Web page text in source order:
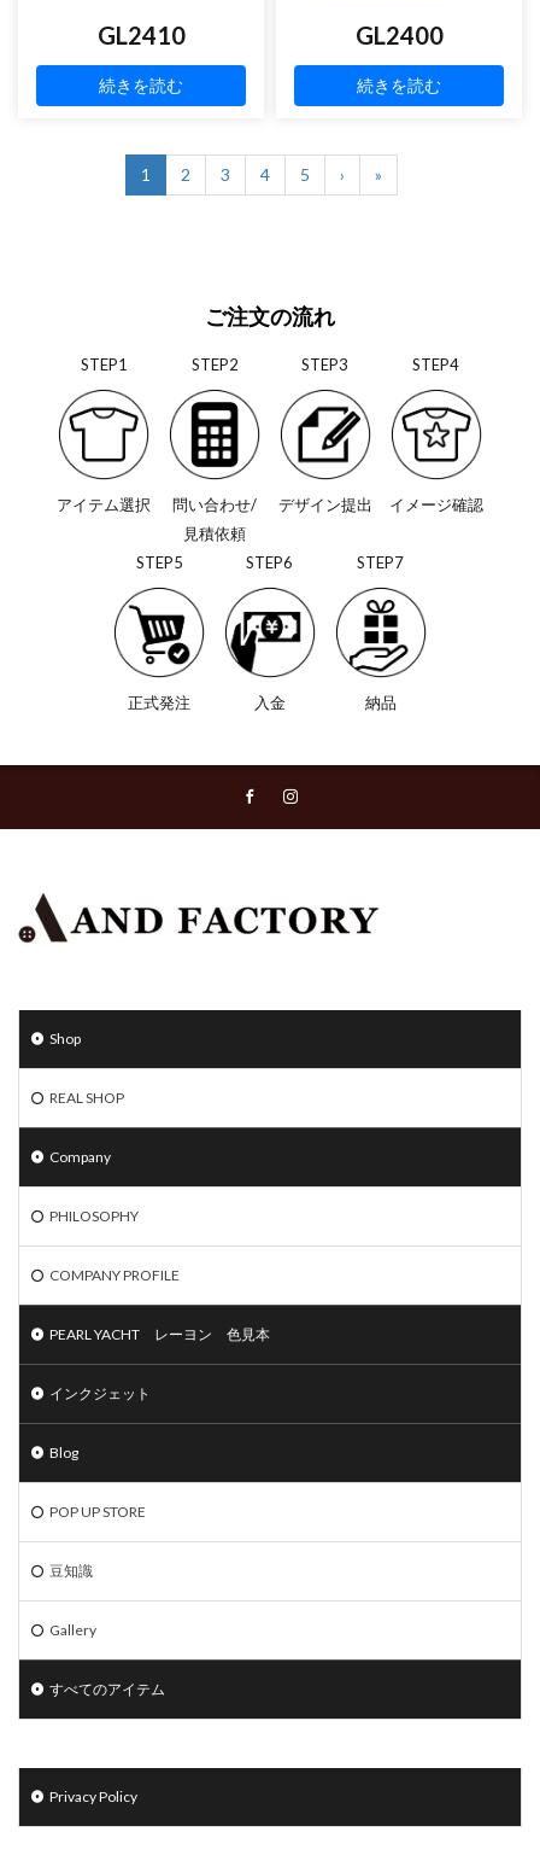
GL2410
続きを読む
GL2400
続きを読む
1 2 3 4 5 › »
ご注文の流れ
STEP1
アイテム選択
STEP2
問い合わせ/
見積依頼
STEP3
デザイン提出
STEP4
イメージ確認
STEP5
正式発注
STEP6
入金
STEP7
納品
Shop
REAL SHOP
Company
PHILOSOPHY
COMPANY PROFILE
PEARL YACHT レーヨン 色見本
インクジェット
Blog
POP UP STORE
豆知識
Gallery
すべてのアイテム
Privacy Policy